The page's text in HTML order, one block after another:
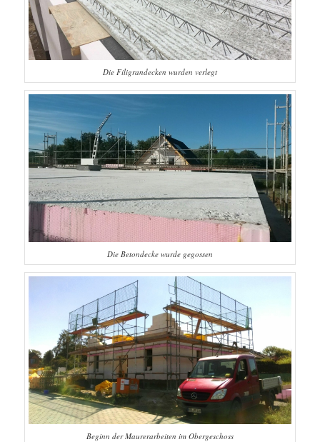
Die Filigrandecken wurden verlegt
Die Betondecke wurde gegossen
Beginn der Maurerarbeiten im Obergeschoss